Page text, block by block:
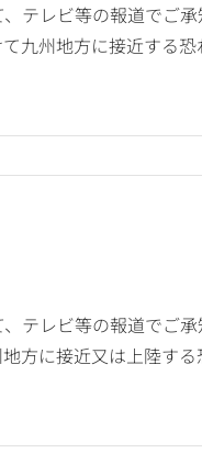
テレビ等の報道でご承
九州地方に接近する
テレビ等の報道でご承
方に接近又は上陸する